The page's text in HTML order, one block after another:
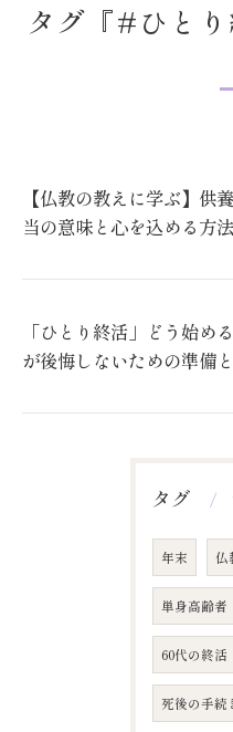
タグ『#ひと
【仏教の教えに学ぶ】供
当の意味と心を込める方法
「ひとり終活」どう始め
が後悔しないための準備
タグ
年末 仏
単身高齢者
60代の終活
死後の手続